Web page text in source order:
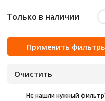
Только в наличии
Не нашли нужный